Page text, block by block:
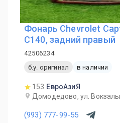
Фонарь Chevrolet
C140, задний правый
42506234
б.у. оригинал
в наличии
153 ЕвроАзиЯ
Домодедово, ул.
(993) 777-99-55